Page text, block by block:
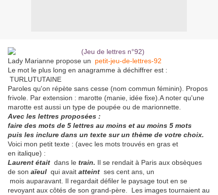
Lady Marianne propose un petit-jeu-de-lettres-92
Le mot le plus long en anagramme à déchiffrer est :
TURLUTUTAINE
Paroles qu'on répète sans cesse (nom commun féminin). Propos
frivole. Par extension : marotte (manie, idée fixe).A noter qu'une
marotte est aussi un type de poupée ou de marionnette.
Avec les lettres proposées :
faire des mots de 5 lettres au moins et au moins 5 mots
puis les inclure dans un texte sur un thème de votre choix.
Voici mon petit texte : (avec les mots trouvés en gras et
en italique) :
Laurent était dans le train. Il se rendait à Paris aux obsèques
de son aïeul qui avait atteint ses cent ans, un
mois auparavant. Il regardait défiler le paysage tout en se
revoyant aux côtés de son grand-père. Les images tournaient au